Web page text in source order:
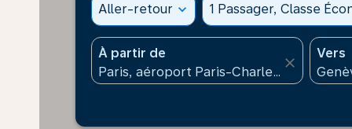
Aller-retour expand_more 1 Passager, Classe
À partir de
close
Vers